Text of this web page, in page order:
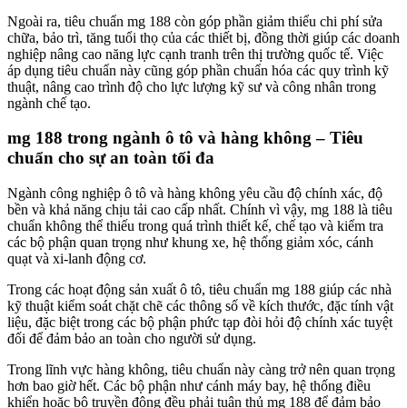
Ngoài ra, tiêu chuẩn mg 188 còn góp phần giảm thiểu chi phí sửa
chữa, bảo trì, tăng tuổi thọ của các thiết bị, đồng thời giúp các doanh
nghiệp nâng cao năng lực cạnh tranh trên thị trường quốc tế. Việc
áp dụng tiêu chuẩn này cũng góp phần chuẩn hóa các quy trình kỹ
thuật, nâng cao trình độ cho lực lượng kỹ sư và công nhân trong
ngành chế tạo.
mg 188 trong ngành ô tô và hàng không – Tiêu
chuẩn cho sự an toàn tối đa
Ngành công nghiệp ô tô và hàng không yêu cầu độ chính xác, độ
bền và khả năng chịu tải cao cấp nhất. Chính vì vậy, mg 188 là tiêu
chuẩn không thể thiếu trong quá trình thiết kế, chế tạo và kiểm tra
các bộ phận quan trọng như khung xe, hệ thống giảm xóc, cánh
quạt và xi-lanh động cơ.
Trong các hoạt động sản xuất ô tô, tiêu chuẩn mg 188 giúp các nhà
kỹ thuật kiểm soát chặt chẽ các thông số về kích thước, đặc tính vật
liệu, đặc biệt trong các bộ phận phức tạp đòi hỏi độ chính xác tuyệt
đối để đảm bảo an toàn cho người sử dụng.
Trong lĩnh vực hàng không, tiêu chuẩn này càng trở nên quan trọng
hơn bao giờ hết. Các bộ phận như cánh máy bay, hệ thống điều
khiển hoặc bộ truyền động đều phải tuân thủ mg 188 để đảm bảo